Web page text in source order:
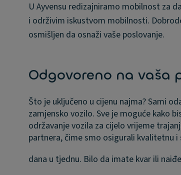
U Ayvensu redizajniramo mobilnost za
i održivim iskustvom mobilnosti.
osmišljen da osnaži vaše poslovanje.
Odgovoreno na vaša
Što je uključeno u cijenu najma?Sami
zamjensko vozilo. Sve je moguće kako
održavanje vozila za cijelo vrijeme
partnera, čime smo osigurali kvalitetnu
dana u tjednu. Bilo da imate kvar ili